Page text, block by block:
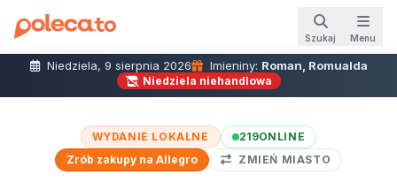
Szukaj Menu
Niedziela, 9 sierpnia 2026 Imieniny: Roman, Romualda
Niedziela niehandlowa
WYDANIE LOKALNE 219ONLINE
Zrób zakupy na Allegro
ZMIEŃ MIASTO